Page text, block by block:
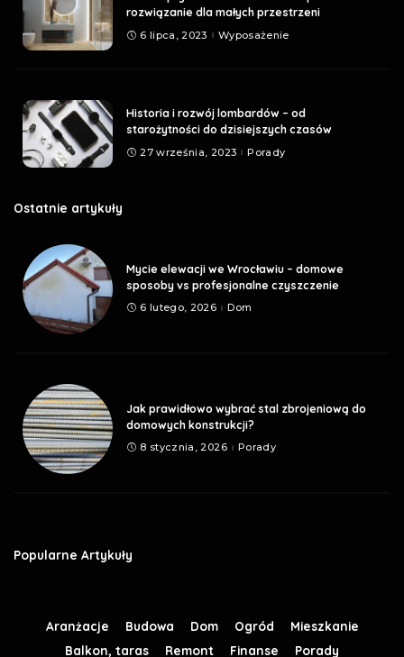
rozwiązanie dla małych przestrzeni
6 lipca, 2023 Wyposażenie
Historia i rozwój lombardów – od
starożytności do dzisiejszych czasów
27 września, 2023 Porady
Ostatnie artykuły
Mycie elewacji we Wrocławiu – domowe
sposoby vs profesjonalne czyszczenie
6 lutego, 2026 Dom
Jak prawidłowo wybrać stal zbrojeniową do
domowych konstrukcji?
8 stycznia, 2026 Porady
Popularne Artykuły
Aranżacje Budowa Dom Ogród
Mieszkanie
Balkon, taras
Remont Finanse Porady